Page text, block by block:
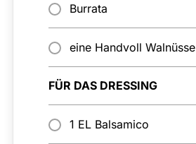
Burrata
eine Handvoll Walnüsse
FÜR DAS DRESSING
1 EL Balsamico